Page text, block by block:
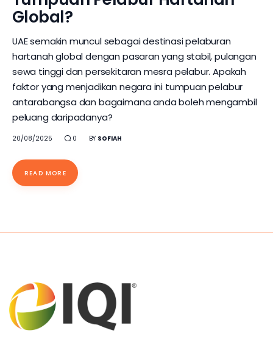
Global?
UAE semakin muncul sebagai destinasi pelaburan
hartanah global dengan pasaran yang stabil, pulangan
sewa tinggi dan persekitaran mesra pelabur. Apakah
faktor yang menjadikan negara ini tumpuan pelabur
antarabangsa dan bagaimana anda boleh mengambil
peluang daripadanya?
20/08/2025 0 BY SOFIAH
READ MORE